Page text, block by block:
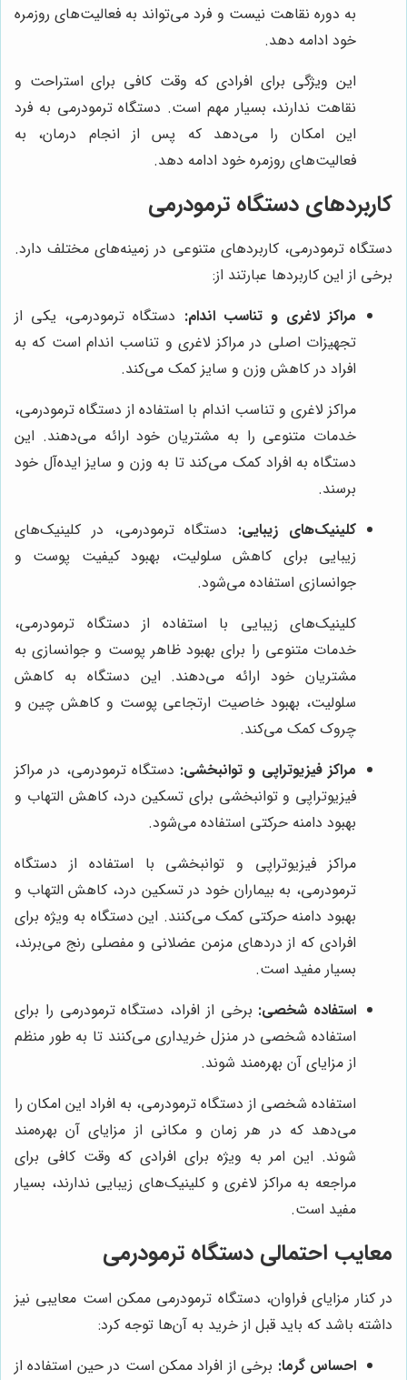
به دوره نقاهت نیست و فرد می‌تواند به فعالیت‌های روزمره
خود ادامه دهد.
این ویژگی برای افرادی که وقت کافی برای استراحت و
نقاهت ندارند، بسیار مهم است. دستگاه ترمودرمی به فرد
این امکان را می‌دهد که پس از انجام درمان، به
فعالیت‌های روزمره خود ادامه دهد.
کاربردهای دستگاه ترمودرمی
دستگاه ترمودرمی، کاربردهای متنوعی در زمینه‌های مختلف دارد.
برخی از این کاربردها عبارتند از:
مراکز لاغری و تناسب اندام: دستگاه ترمودرمی، یکی از
تجهیزات اصلی در مراکز لاغری و تناسب اندام است که به
افراد در کاهش وزن و سایز کمک می‌کند.
مراکز لاغری و تناسب اندام با استفاده از دستگاه ترمودرمی،
خدمات متنوعی را به مشتریان خود ارائه می‌دهند. این
دستگاه به افراد کمک می‌کند تا به وزن و سایز ایده‌آل خود
برسند.
کلینیک‌های زیبایی: دستگاه ترمودرمی، در کلینیک‌های
زیبایی برای کاهش سلولیت، بهبود کیفیت پوست و
جوانسازی استفاده می‌شود.
کلینیک‌های زیبایی با استفاده از دستگاه ترمودرمی،
خدمات متنوعی را برای بهبود ظاهر پوست و جوانسازی به
مشتریان خود ارائه می‌دهند. این دستگاه به کاهش
سلولیت، بهبود خاصیت ارتجاعی پوست و کاهش چین و
چروک کمک می‌کند.
مراکز فیزیوتراپی و توانبخشی: دستگاه ترمودرمی، در مراکز
فیزیوتراپی و توانبخشی برای تسکین درد، کاهش التهاب و
بهبود دامنه حرکتی استفاده می‌شود.
مراکز فیزیوتراپی و توانبخشی با استفاده از دستگاه
ترمودرمی، به بیماران خود در تسکین درد، کاهش التهاب و
بهبود دامنه حرکتی کمک می‌کنند. این دستگاه به ویژه برای
افرادی که از دردهای مزمن عضلانی و مفصلی رنج می‌برند،
بسیار مفید است.
استفاده شخصی: برخی از افراد، دستگاه ترمودرمی را برای
استفاده شخصی در منزل خریداری می‌کنند تا به طور منظم
از مزایای آن بهره‌مند شوند.
استفاده شخصی از دستگاه ترمودرمی، به افراد این امکان را
می‌دهد که در هر زمان و مکانی از مزایای آن بهره‌مند
شوند. این امر به ویژه برای افرادی که وقت کافی برای
مراجعه به مراکز لاغری و کلینیک‌های زیبایی ندارند، بسیار
مفید است.
معایب احتمالی دستگاه ترمودرمی
در کنار مزایای فراوان، دستگاه ترمودرمی ممکن است معایبی نیز
داشته باشد که باید قبل از خرید به آن‌ها توجه کرد:
احساس گرما: برخی از افراد ممکن است در حین استفاده از